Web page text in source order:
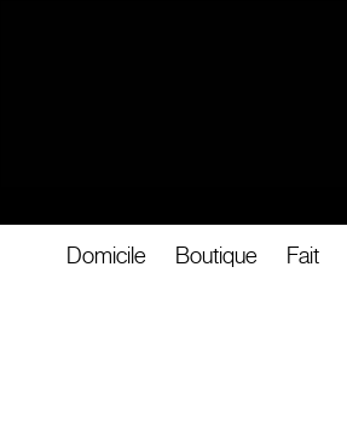
Domicile Boutique Fait